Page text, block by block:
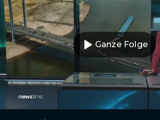
Ganze Folge